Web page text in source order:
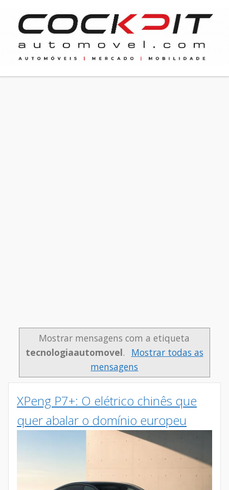
Mostrar mensagens com a etiqueta
tecnologiaautomovel.
Mostrar todas as
mensagens
XPeng P7+: O elétrico chinês que
quer abalar o domínio europeu